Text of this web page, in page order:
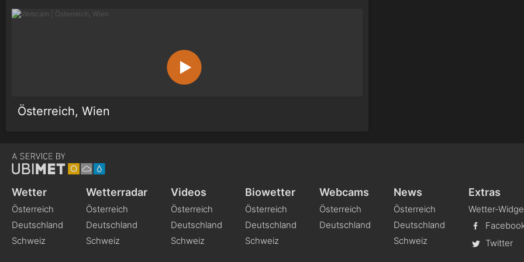
Österreich, Wien
Wetter
Österreich
Deutschland
Schweiz
Wetterradar
Österreich
Deutschland
Schweiz
Videos
Österreich
Deutschland
Schweiz
Biowetter
Österreich
Deutschland
Schweiz
Webcams
Österreich
Deutschland
News
Österreich
Deutschland
Schweiz
Extras
Wetter-
Twitter